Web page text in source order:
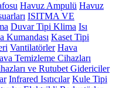
Havuz Ampulü Havuz
ISITMA VE
Duvar Tipi Klima Isı
Kumandası Kaset Tipi
Vantilatörler Hava
Temizleme Cihazları
ve Rutubet Gidericiler
Infrared Isıtıcılar Kule Tipi